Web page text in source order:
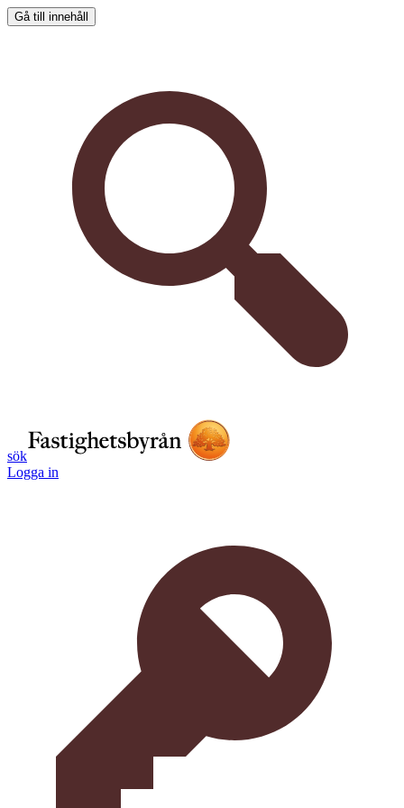
Gå till innehåll
sök
Logga in